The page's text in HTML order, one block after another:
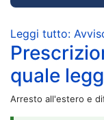
Leggi tutto:
quale
Arresto all'estero e